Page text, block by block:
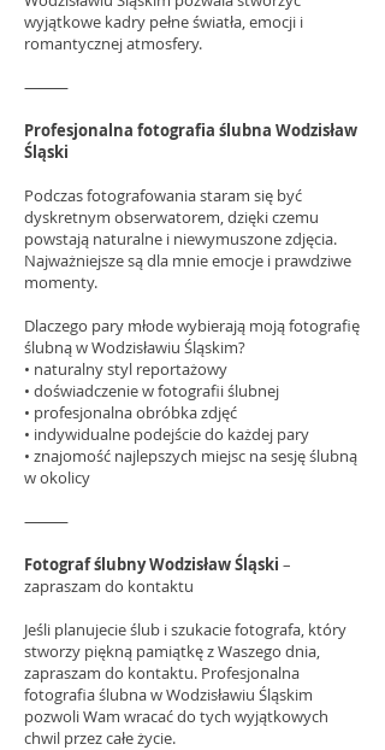
wyjątkowe kadry pełne światła, emocji i
romantycznej atmosfery.
⸻
Profesjonalna fotografia ślubna Wodzisław
Śląski
Podczas fotografowania staram się być
dyskretnym obserwatorem, dzięki czemu
powstają naturalne i niewymuszone zdjęcia.
Najważniejsze są dla mnie emocje i prawdziwe
momenty.
Dlaczego pary młode wybierają moją fotografię
ślubną w Wodzisławiu Śląskim?
• naturalny styl reportażowy
• doświadczenie w fotografii ślubnej
• profesjonalna obróbka zdjęć
• indywidualne podejście do każdej pary
• znajomość najlepszych miejsc na sesję ślubną
w okolicy
⸻
Fotograf ślubny Wodzisław Śląski –
zapraszam do kontaktu
Jeśli planujecie ślub i szukacie fotografa, który
stworzy piękną pamiątkę z Waszego dnia,
zapraszam do kontaktu. Profesjonalna
fotografia ślubna w Wodzisławiu Śląskim
pozwoli Wam wracać do tych wyjątkowych
chwil przez całe życie.